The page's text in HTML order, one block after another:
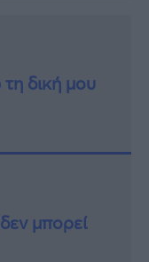
δική μου
μπορεί